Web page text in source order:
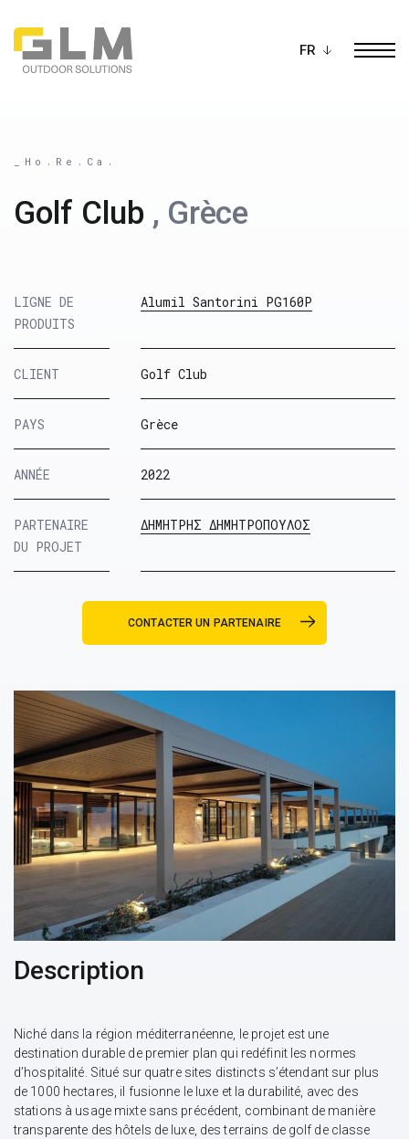
_Ho.Re.Ca.
Golf Club , Grèce
LIGNE DE
PRODUITS
Alumil Santorini PG160P
CLIENT Golf Club
PAYS Grèce
ANNÉE 2022
PARTENAIRE
DU PROJET
ΔΗΜΗΤΡΗΣ ΔΗΜΗΤΡΟΠΟΥΛΟΣ
CONTACTER UN PARTENAIRE
Description
Niché dans la région méditerranéenne, le projet est une
destination durable de premier plan qui redéfinit les normes
d’hospitalité. Situé sur quatre sites distincts s’étendant sur plus
de 1000 hectares, il fusionne le luxe et la durabilité, avec des
stations à usage mixte sans précédent, combinant de manière
transparente des hôtels de luxe, des terrains de golf de classe